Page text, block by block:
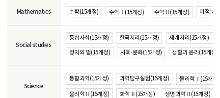
Mathematics 수학(15개정) 수학Ⅰ(15개정) 수학Ⅱ(15개정) 미적분
Social studies
통합사회(15개정) 한국지리(15개정) 세계지리(15개정)
정치와 법(15개정) 사회·문화(15개정) 생활과 윤리(15개정)
Science
통합과학(15개정) 과학탐구실험(15개정) 물리학Ⅰ(15개정)
물리학Ⅱ(15개정) 화학Ⅱ(15개정) 생명과학Ⅱ(15개정)